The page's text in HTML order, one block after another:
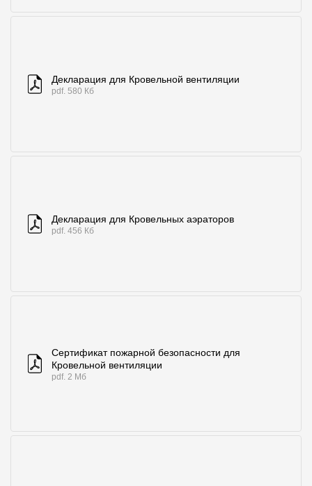
125212, Россия, Москва, Головинское ш., д. 5, стр. 1
Декларация для Кровельной вентиляции
pdf. 580 Кб
Декларация для Кровельных аэраторов
pdf. 456 Кб
Сертификат пожарной безопасности для
Кровельной вентиляции
pdf. 2 Мб